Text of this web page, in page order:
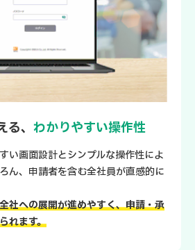
、 わかりやすい操作性
い画面設計とシンプルな操作性によ
ん、申請者を含む全社員が直感的に
社への展開が進めやすく、申請・承
れます。